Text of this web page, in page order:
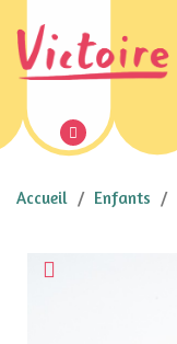
Accueil Enfants